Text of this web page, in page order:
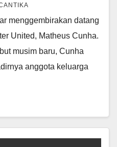
menggembirakan datang
United, Matheus Cunha.
musim baru, Cunha
anggota keluarga